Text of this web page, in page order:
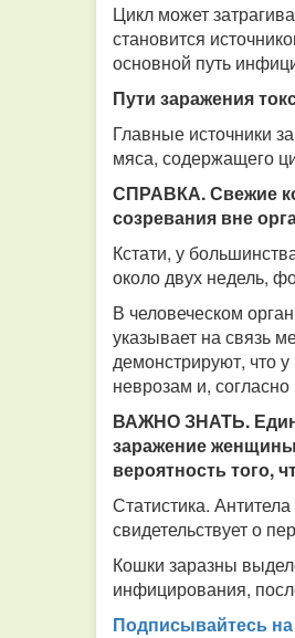
Цикл может
становится
основной путь
Пути заражения
Главные источники
мяса, содержащего
СПРАВКА. Свежие
созревания вне
Кстати, у
около двух недель,
В человеческом
указывает на связь
демонстрируют, что
неврозам и,
ВАЖНО ЗНАТЬ.
заражение
вероятность того,
Статистика.
свидетельствует о
Кошки заразны
инфицирования,
Подписывайтесь